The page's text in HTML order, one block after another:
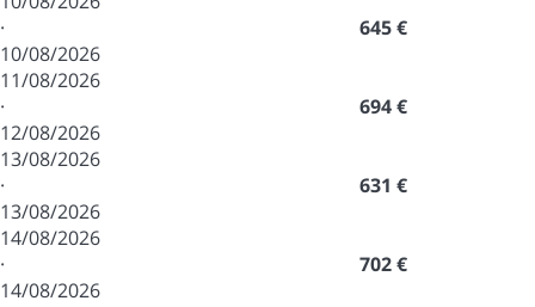
·
10/08/2026
645 €
11/08/2026
·
12/08/2026
694 €
13/08/2026
·
13/08/2026
631 €
14/08/2026
·
14/08/2026
702 €